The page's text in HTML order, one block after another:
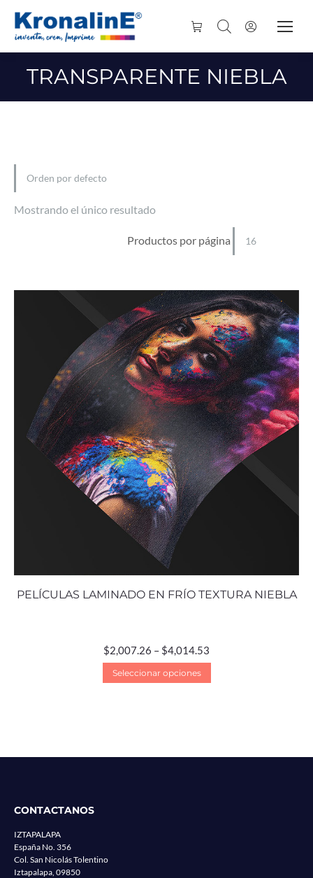
TRANSPARENTE NIEBLA
Mostrando el único resultado
Productos por página
PELÍCULAS LAMINADO EN FRÍO TEXTURA NIEBLA
$2,007.26 – $4,014.53
Seleccionar opciones
CONTACTANOS
IZTAPALAPA
España No. 356
Col. San Nicolás Tolentino
Iztapalapa, 09850